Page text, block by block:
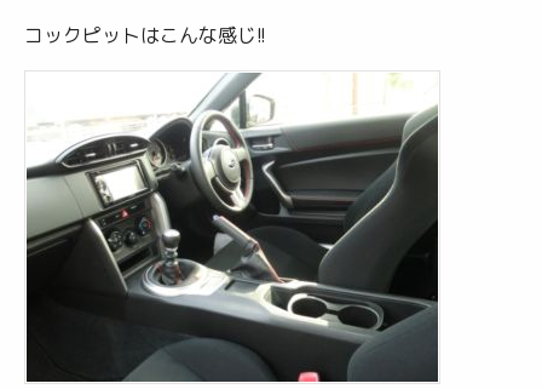
コックピットはこんな感じ!!